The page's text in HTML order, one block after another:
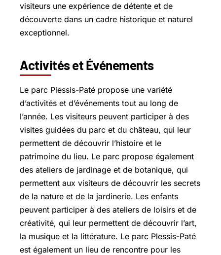
visiteurs une expérience de détente et de
découverte dans un cadre historique et naturel
exceptionnel.
Activités et Événements
Le parc Plessis-Paté propose une variété
d’activités et d’événements tout au long de
l’année. Les visiteurs peuvent participer à des
visites guidées du parc et du château, qui leur
permettent de découvrir l’histoire et le
patrimoine du lieu. Le parc propose également
des ateliers de jardinage et de botanique, qui
permettent aux visiteurs de découvrir les secrets
de la nature et de la jardinerie. Les enfants
peuvent participer à des ateliers de loisirs et de
créativité, qui leur permettent de découvrir l’art,
la musique et la littérature. Le parc Plessis-Paté
est également un lieu de rencontre pour les